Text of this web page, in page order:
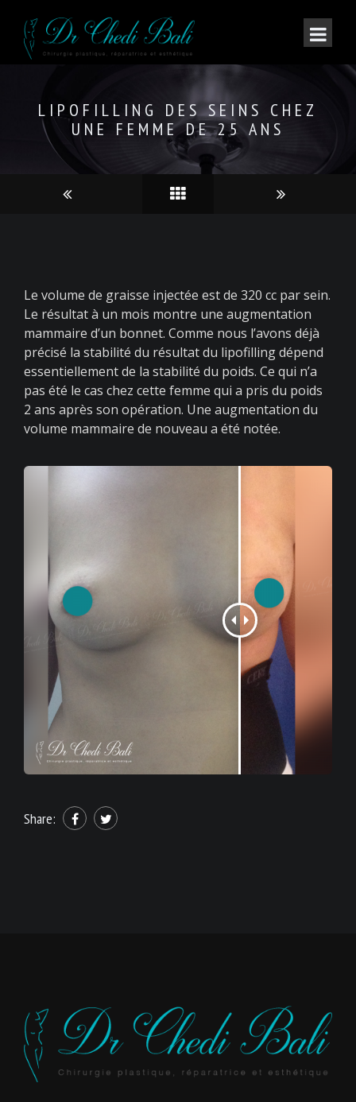
LIPOFILLING DES SEINS CHEZ
UNE FEMME DE 25 ANS
Le volume de graisse injectée est de 320 cc par sein.
Le résultat à un mois montre une augmentation
mammaire d’un bonnet. Comme nous l’avons déjà
précisé la stabilité du résultat du lipofilling dépend
essentiellement de la stabilité du poids. Ce qui n’a
pas été le cas chez cette femme qui a pris du poids
2 ans après son opération. Une augmentation du
volume mammaire de nouveau a été notée.
Share: